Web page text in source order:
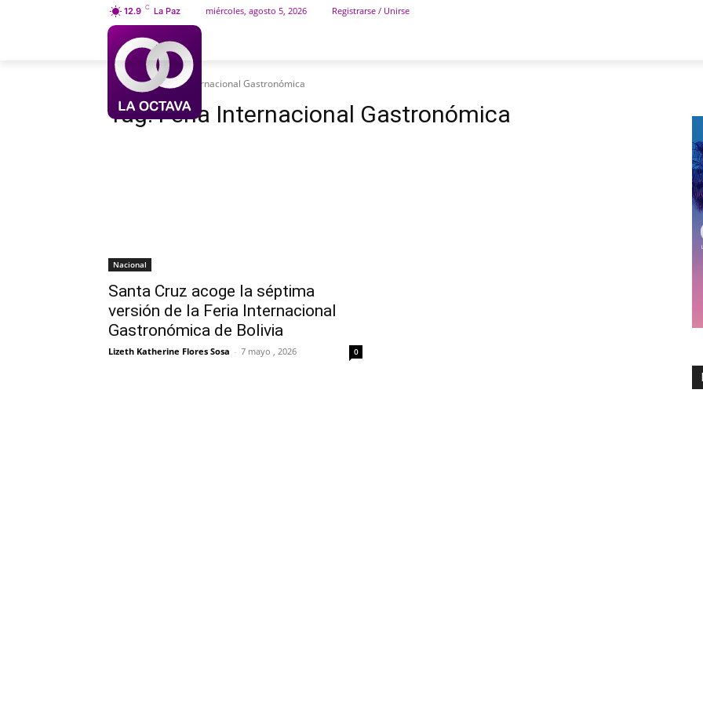
12.9 C La Paz miércoles, agosto 5, 2026 Registrarse / Unirse
Etiquetas Feria Internacional Gastronómica
Tag:Feria Internacional Gastronómica
Nacional
Santa Cruz acoge la séptima
versión de la Feria Internacional
Gastronómica de Bolivia
Lizeth Katherine Flores Sosa - 7 mayo , 2026 0